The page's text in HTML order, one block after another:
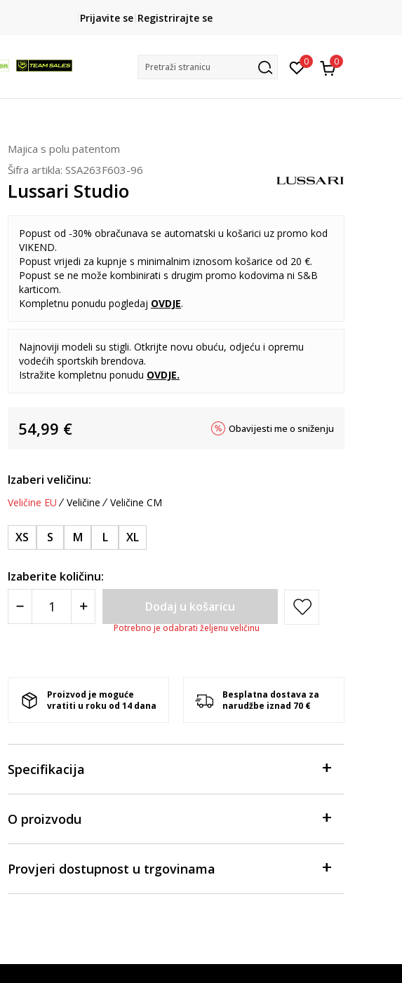
CLICK& COLLECT
besplatno preuzimanje u trgovini
Prijavite se Registrirajte se
Pretraži stranicu 0 0
Majica s polu patentom
Šifra artikla: SSA263F603-96
Lussari Studio
Popust od -30% obračunava se automatski u košarici uz promo kod
VIKEND.
Popust vrijedi za kupnje s minimalnim iznosom košarice od 20 €.
Popust se ne može kombinirati s drugim promo kodovima ni S&B
karticom.
Kompletnu ponudu pogledaj OVDJE.
Najnoviji modeli su stigli. Otkrijte novu obuću, odjeću i opremu
vodećih sportskih brendova.
Istražite kompletnu ponudu OVDJE.
54,99 € Obavijesti me o sniženju
Izaberi veličinu:
Veličine EU Veličine Veličine CM
XS S M L XL
Izaberite količinu:
Dodaj u košaricu
Potrebno je odabrati željenu veličinu
Proizvod je moguće
vratiti u roku od 14 dana
Besplatna dostava za
narudžbe iznad 70 €
Specifikacija
O proizvodu
Provjeri dostupnost u trgovinama